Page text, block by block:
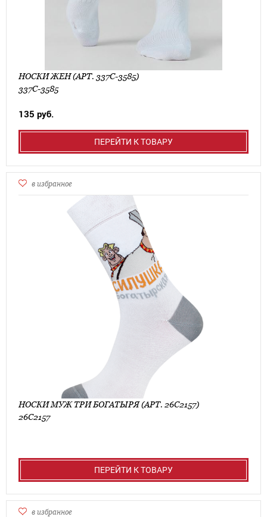
НОСКИ ЖЕН (АРТ. 337C-3585)
337C-3585
135 руб.
ПЕРЕЙТИ К ТОВАРУ
в избранное
НОСКИ МУЖ ТРИ БОГАТЫРЯ (АРТ. 26С2157)
26С2157
ПЕРЕЙТИ К ТОВАРУ
в избранное